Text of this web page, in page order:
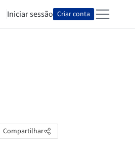
Iniciar sessão Criar conta
Compartilhar